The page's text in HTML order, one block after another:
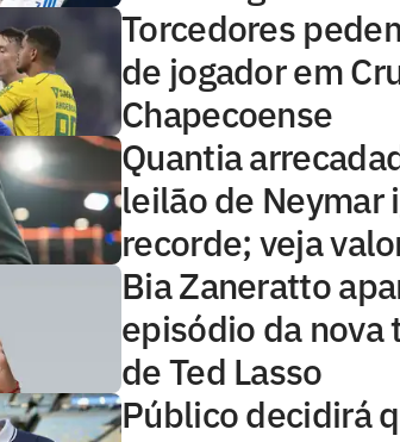
Torcedores
de jogador em
Chapecoense
Quantia
leilão de Neymar
recorde; veja
Bia Zaneratto
episódio da nova
de Ted Lasso
Público decidirá